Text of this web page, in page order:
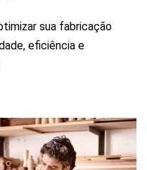
sua fabricação
eficiência e